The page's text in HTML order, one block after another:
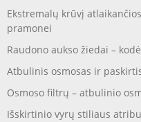
Ekstremalų krūvį
pramonei
Raudono aukso žiedai –
Atbulinis osmosas ir
Osmoso filtrų – atbulinio
Išskirtinio vyrų stiliaus